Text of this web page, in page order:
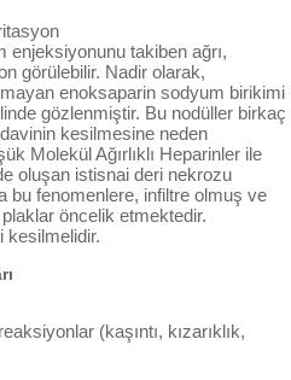
takiben ağrı,
görülebilir. Nadir olarak,
enoksaparin sodyum birikimi
gözlenmiştir. Bu nodüller birkaç
kesilmesine neden
Molekül Ağırlıklı Heparinler ile
oluşan istisnai deri nekrozu
bu fenomenlere, infiltre olmuş ve
öncelik etmektedir.
kesilmelidir.
(kaşıntı, kızarıklık,